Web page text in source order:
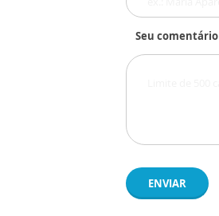
Seu comentário
ENVIAR